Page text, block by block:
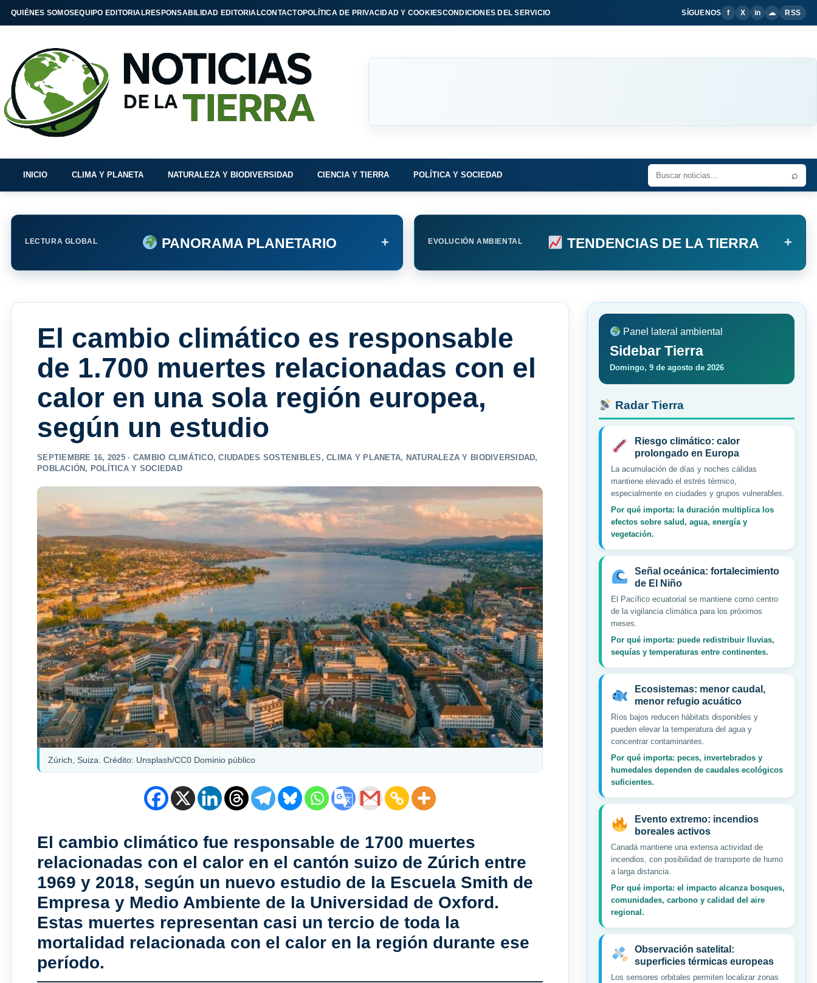
QUIÉNES SOMOSEQUIPO EDITORIALRESPONSABILIDAD EDITORIALCONTACTOPOLÍTICA DE PRIVACIDAD Y COOKIESCONDICIONES DEL SERVICIO SÍGUENOS f X in ☁ RSS
INICIO CLIMA Y PLANETA NATURALEZA Y BIODIVERSIDAD CIENCIA Y TIERRA POLÍTICA Y SOCIEDAD ⌕
LECTURA GLOBAL PANORAMA PLANETARIO + EVOLUCIÓN AMBIENTAL TENDENCIAS DE LA TIERRA +
El cambio climático es responsable
de 1.700 muertes relacionadas con el
calor en una sola región europea,
según un estudio
SEPTIEMBRE 16, 2025 · CAMBIO CLIMÁTICO,CIUDADES SOSTENIBLES ,CLIMA Y PLANETA, NATURALEZA Y BIODIVERSIDAD,
POBLACIÓN , POLÍTICA Y SOCIEDAD
Zúrich, Suiza. Crédito: Unsplash/CC0 Dominio público
El cambio climático fue responsable de 1700 muertes
relacionadas con el calor en el cantón suizo de Zúrich entre
1969 y 2018, según un nuevo estudio de la Escuela Smith de
Empresa y Medio Ambiente de la Universidad de Oxford.
Estas muertes representan casi un tercio de toda la
mortalidad relacionada con el calor en la región durante ese
período.
Panel lateral ambiental
Sidebar Tierra
Domingo, 9 de agosto de 2026
Radar Tierra
Riesgo climático: calor
prolongado en Europa
La acumulación de días y noches cálidas
mantiene elevado el estrés térmico,
especialmente en ciudades y grupos vulnerables.
Por qué importa: la duración multiplica los
efectos sobre salud, agua, energía y
vegetación.
Señal oceánica: fortalecimiento
de El Niño
El Pacífico ecuatorial se mantiene como centro
de la vigilancia climática para los próximos
meses.
Por qué importa: puede redistribuir lluvias,
sequías y temperaturas entre continentes.
Ecosistemas: menor caudal,
menor refugio acuático
Ríos bajos reducen hábitats disponibles y
pueden elevar la temperatura del agua y
concentrar contaminantes.
Por qué importa: peces, invertebrados y
humedales dependen de caudales ecológicos
suficientes.
Evento extremo: incendios
boreales activos
Canadá mantiene una extensa actividad de
incendios, con posibilidad de transporte de humo
a larga distancia.
Por qué importa: el impacto alcanza bosques,
comunidades, carbono y calidad del aire
regional.
Observación satelital:
superficies térmicas europeas
Los sensores orbitales permiten localizar zonas